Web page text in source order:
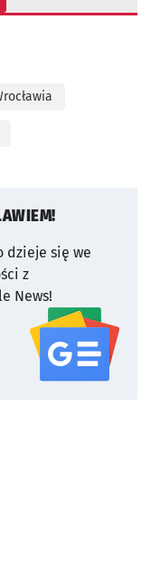
dzieje się we
z
News!
serwisu